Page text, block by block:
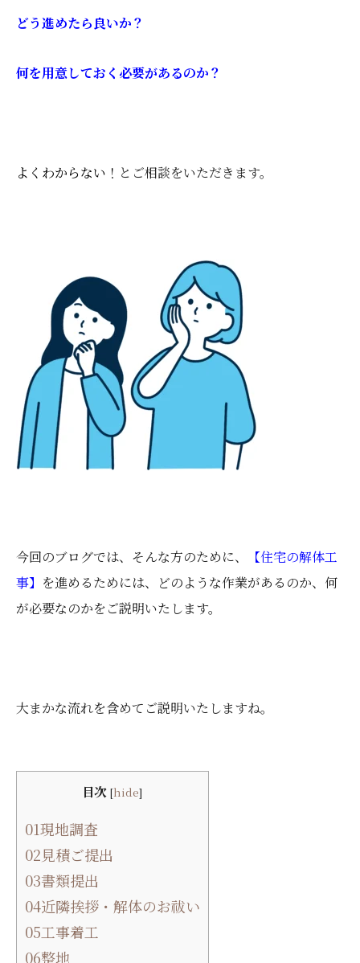
どう進めたら良いか？
何を用意しておく必要があるのか？
よくわからない！ とご相談をいただきます。
今回のブログでは、そんな方のために、
【住宅の解体工
事】 を進めるためには、どのような作業があるのか、何
が必要なのかをご説明いたします。
大まかな流れを含めてご説明いたしますね。
目次 [hide]
01現地調査
02見積ご提出
03書類提出
04近隣挨拶・解体のお祓い
05工事着工
06整地